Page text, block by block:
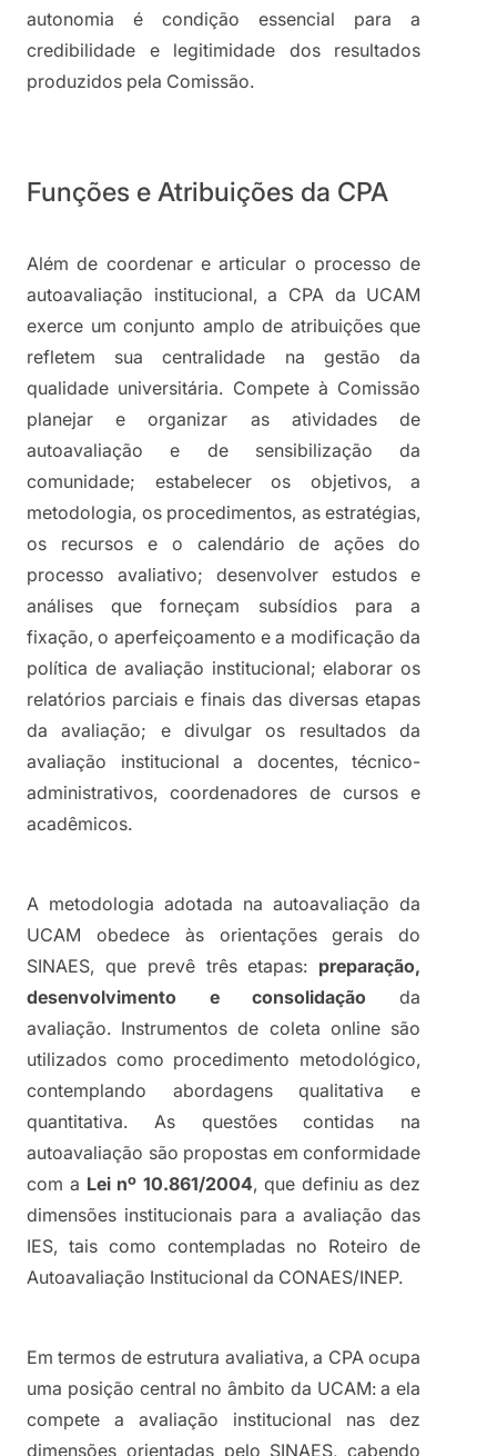
autonomia é condição essencial para a
credibilidade e legitimidade dos resultados
produzidos pela Comissão.
Funções e Atribuições da CPA
Além de coordenar e articular o processo de
autoavaliação institucional, a CPA da UCAM
exerce um conjunto amplo de atribuições que
refletem sua centralidade na gestão da
qualidade universitária. Compete à Comissão
planejar e organizar as atividades de
autoavaliação e de sensibilização da
comunidade; estabelecer os objetivos, a
metodologia, os procedimentos, as estratégias,
os recursos e o calendário de ações do
processo avaliativo; desenvolver estudos e
análises que forneçam subsídios para a
fixação, o aperfeiçoamento e a modificação da
política de avaliação institucional; elaborar os
relatórios parciais e finais das diversas etapas
da avaliação; e divulgar os resultados da
avaliação institucional a docentes, técnico-
administrativos, coordenadores de cursos e
acadêmicos.
A metodologia adotada na autoavaliação da
UCAM obedece às orientações gerais do
SINAES, que prevê três etapas: preparação,
desenvolvimento e consolidação da
avaliação. Instrumentos de coleta online são
utilizados como procedimento metodológico,
contemplando abordagens qualitativa e
quantitativa. As questões contidas na
autoavaliação são propostas em conformidade
com a Lei nº 10.861/2004, que definiu as dez
dimensões institucionais para a avaliação das
IES, tais como contempladas no Roteiro de
Autoavaliação Institucional da CONAES/INEP.
Em termos de estrutura avaliativa, a CPA ocupa
uma posição central no âmbito da UCAM: a ela
compete a avaliação institucional nas dez
dimensões orientadas pelo SINAES, cabendo